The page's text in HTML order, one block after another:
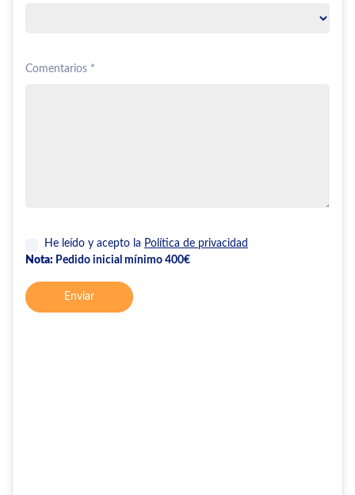
Comentarios *
He leído y acepto la Política de privacidad
Nota: Pedido inicial mínimo 400€
Enviar